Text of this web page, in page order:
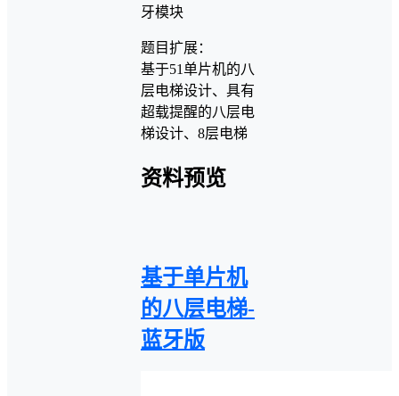
牙模块
题目扩展：
基于51单片机的八
层电梯设计、具有
超载提醒的八层电
梯设计、8层电梯
资料预览
基于单片机
的八层电梯-
蓝牙版